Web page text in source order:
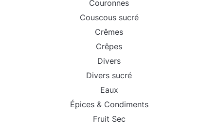
Couronnes
Couscous sucré
Crêmes
Crêpes
Divers
Divers sucré
Eaux
Épices & Condiments
Fruit Sec